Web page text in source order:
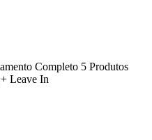
Completo 5 Produtos
Leave In